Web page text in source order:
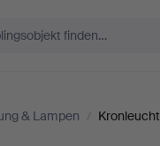
& Lampen /